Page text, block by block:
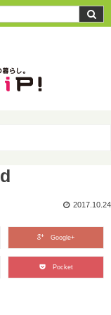
2017.10.24
Google+
Pocket